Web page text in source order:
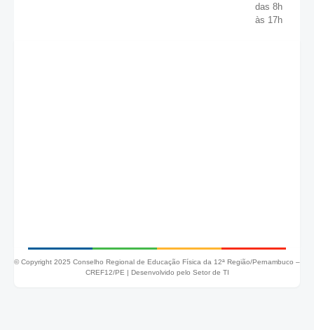
das 8h
às 17h
© Copyright 2025 Conselho Regional de Educação Física da 12ª Região/Pernambuco –
CREF12/PE | Desenvolvido pelo Setor de TI